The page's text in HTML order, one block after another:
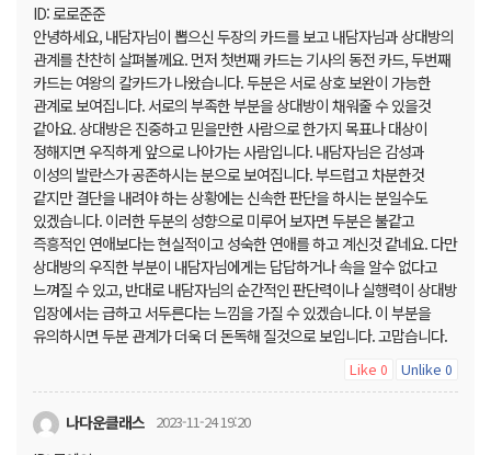
ID: 로로준준
안녕하세요, 내담자님이 뽑으신 두장의 카드를 보고 내담자님과 상대방의
관계를 찬찬히 살펴볼께요. 먼저 첫번째 카드는 기사의 동전 카드, 두번째
카드는 여왕의 칼카드가 나왔습니다. 두분은 서로 상호 보완이 가능한
관계로 보여집니다. 서로의 부족한 부분을 상대방이 채워줄 수 있을것
같아요. 상대방은 진중하고 믿을만한 사람으로 한가지 목표나 대상이
정해지면 우직하게 앞으로 나아가는 사람입니다. 내담자님은 감성과
이성의 발란스가 공존하시는 분으로 보여집니다. 부드럽고 차분한것
같지만 결단을 내려야 하는 상황에는 신속한 판단을 하시는 분일수도
있겠습니다. 이러한 두분의 성향으로 미루어 보자면 두분은 불같고
즉흥적인 연애보다는 현실적이고 성숙한 연애를 하고 계신것 같네요. 다만
상대방의 우직한 부분이 내담자님에게는 답답하거나 속을 알수 없다고
느껴질 수 있고, 반대로 내담자님의 순간적인 판단력이나 실행력이 상대방
입장에서는 급하고 서두른다는 느낌을 가질 수 있겠습니다. 이 부분을
유의하시면 두분 관계가 더욱 더 돈독해 질것으로 보입니다. 고맙습니다.
Like 0 Unlike 0
나다운클래스 2023-11-24 19:20